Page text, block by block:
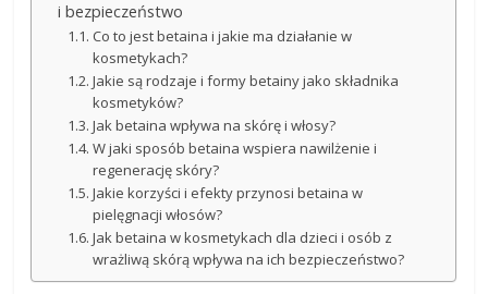
i bezpieczeństwo
Co to jest betaina i jakie ma działanie w
kosmetykach?
Jakie są rodzaje i formy betainy jako składnika
kosmetyków?
Jak betaina wpływa na skórę i włosy?
W jaki sposób betaina wspiera nawilżenie i
regenerację skóry?
Jakie korzyści i efekty przynosi betaina w
pielęgnacji włosów?
Jak betaina w kosmetykach dla dzieci i osób z
wrażliwą skórą wpływa na ich bezpieczeństwo?